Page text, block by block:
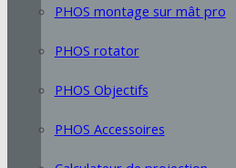
PHOS montage sur mât pro
PHOS rotator
PHOS Objectifs
PHOS Accessoires